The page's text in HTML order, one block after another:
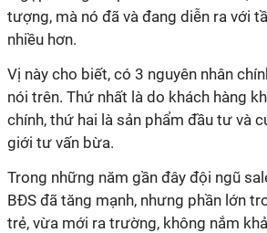
tượng, mà nó đã và đang diễn ra với
nhiều hơn.
Vị này cho biết, có 3 nguyên nhân
nói trên. Thứ nhất là do khách hàng
chính, thứ hai là sản phẩm đầu tư và
giới tư vấn bừa.
Trong những năm gần đây đội ngũ
BĐS đã tăng mạnh, nhưng phần lớn
trẻ, vừa mới ra trường, không nắm